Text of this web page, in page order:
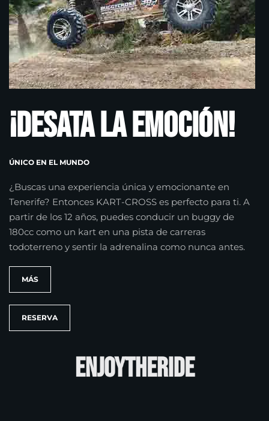
¡Desata la emoción!
ÚNICO EN EL MUNDO
¿Buscas una experiencia única y emocionante en
Tenerife? Entonces KART-CROSS es perfecto para ti. A
partir de los 12 años, puedes conducir un buggy de
180cc como un kart en una pista de carreras
todoterreno y sentir la adrenalina como nunca antes.
MÁS
RESERVA
ENJOYTHERIDE